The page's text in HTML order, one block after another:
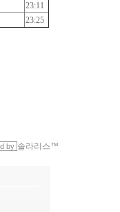
23:11
23:25
by 솔라리스™